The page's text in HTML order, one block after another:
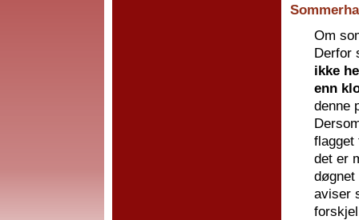
Om
Derfor
ikke
enn
denne
flagget
det er
døgnet
aviser